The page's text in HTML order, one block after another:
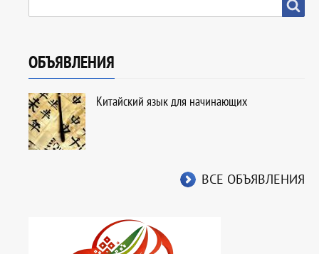
ОБЪЯВЛЕНИЯ
Китайский язык для начинающих
ВСЕ ОБЪЯВЛЕНИЯ